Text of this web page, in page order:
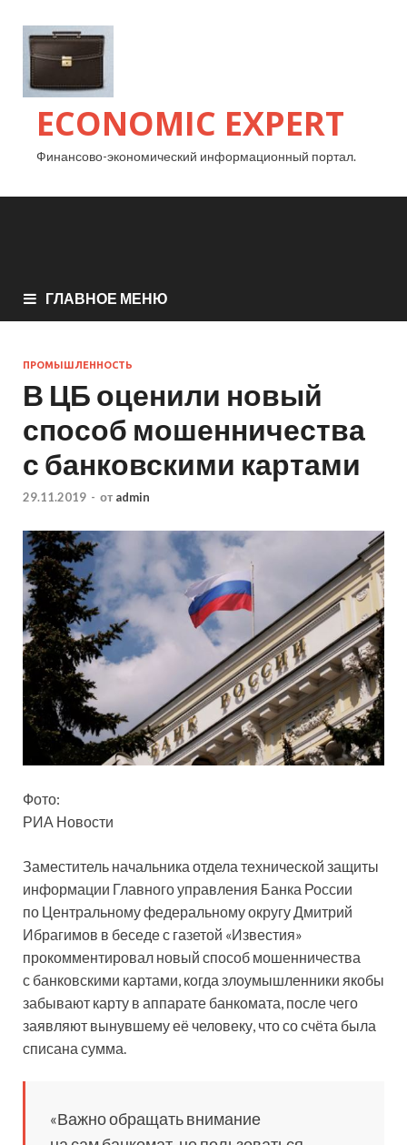
ECONOMIC EXPERT
Финансово-экономический информационный портал.
ГЛАВНОЕ МЕНЮ
ПРОМЫШЛЕННОСТЬ
В ЦБ оценили новый
способ мошенничества
с банковскими картами
29.11.2019 - от admin
Фото:
РИА Новости
Заместитель начальника отдела технической защиты
информации Главного управления Банка России
по Центральному федеральному округу Дмитрий
Ибрагимов в беседе с газетой «Известия»
прокомментировал новый способ мошенничества
с банковскими картами, когда злоумышленники якобы
забывают карту в аппарате банкомата, после чего
заявляют вынувшему её человеку, что со счёта была
списана сумма.
«Важно обращать внимание